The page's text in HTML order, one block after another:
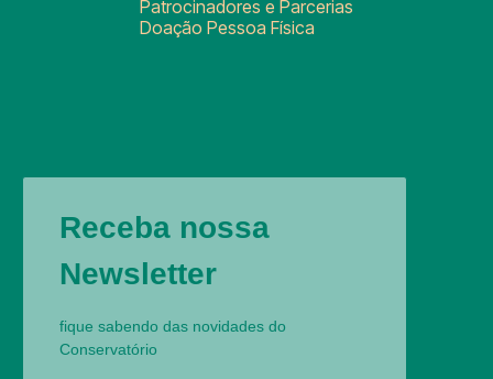
Patrocinadores e Parcerias
Doação Pessoa Física